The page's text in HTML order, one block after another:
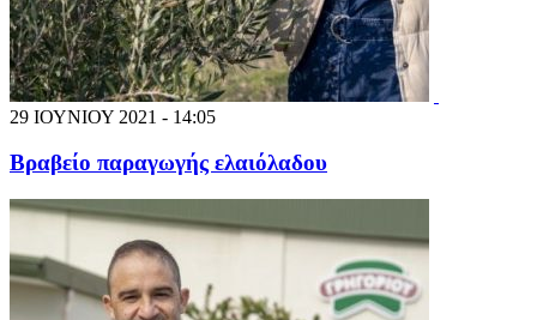
29 ΙΟΥΝΙΟΥ 2021 - 14:05
Βραβείο παραγωγής ελαιόλαδου